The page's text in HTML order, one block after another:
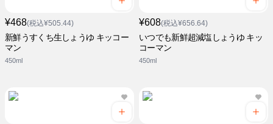
¥468(税込¥505.44)
新鮮うすくち生しょうゆ キッコー
マン
450ml
¥608(税込¥656.64)
いつでも新鮮超減塩しょうゆ キッ
コーマン
450ml